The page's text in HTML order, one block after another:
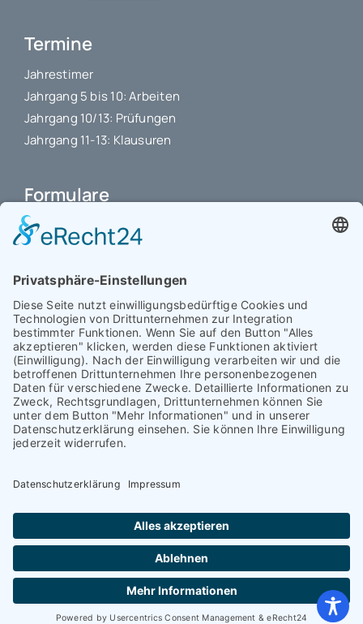
Termine
Jahrestimer
Jahrgang 5 bis 10: Arbeiten
Jahrgang 10/13: Prüfungen
Jahrgang 11-13: Klausuren
Formulare
Schulbuchkauf Schuljahr 2026-2027
Antrag auf Erstattung von Auslagen
Interner L-S-Beschwerdezettel
Antrag auf Freistellung vom Unterricht
Antrag für selbstständigen Heimweg bei Unwohlsein
(ab Jg. 9)
Antrag 10GL Pausenregelung
Datenschutz-Information
IT-Nutzungsvereinbarung
Schülerbetriebspraktikum Jg. 8-10
KontaktIImpressumIDatenschutzerklärung
© 2026 Voltaireschule Potsdam – Gesamtschulcampus
mit gymnasialem Bildungsgang